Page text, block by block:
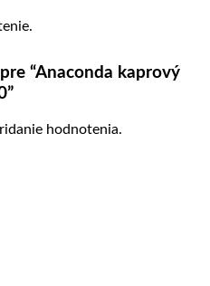
“Anaconda kaprový
hodnotenia.